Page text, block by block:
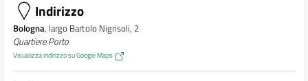
Indirizzo
Bologna, largo Bartolo Nigrisoli, 2
Quartiere Porto
Visualizza indirizzo su Google Maps